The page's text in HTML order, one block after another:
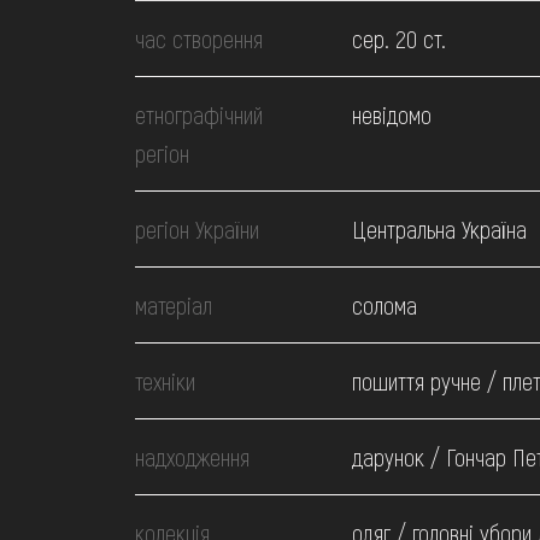
ВІДВІДАТИ
НАВЧИТИСЯ
ПОСЛУГИ
час створення сер. 20 ст.
етнографічний
регіон
невідомо
регіон України Центральна Україна
матеріал солома
техніки пошиття ручне /
надходження дарунок / Гончар
колекція одяг / головні